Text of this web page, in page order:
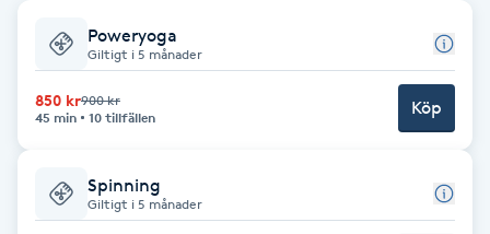
Babylights
Balayage
Barber
Poweryoga
Giltigt i 5 månader
850 kr900 kr
45 min
10 tillfällen Köp
Spinning
Giltigt i 5 månader